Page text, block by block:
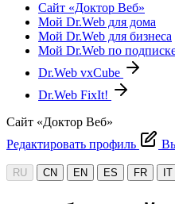
Сайт «Доктор Веб»
Мой Dr.Web для дома
Мой Dr.Web для бизнеса
Мой Dr.Web по
Dr.Web vxCube
Dr.Web FixIt!
Сайт «Доктор Веб»
Редактировать профиль
RU CN EN ES FR IT